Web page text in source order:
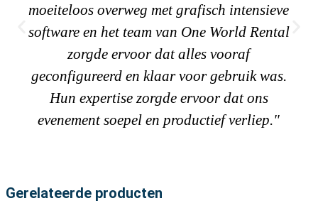
moeiteloos overweg met grafisch intensieve
software en het team van One World Rental
zorgde ervoor dat alles vooraf
geconfigureerd en klaar voor gebruik was.
Hun expertise zorgde ervoor dat ons
evenement soepel en productief verliep."
Gerelateerde producten